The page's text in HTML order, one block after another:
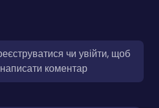
чи увійти, щоб
написати коментар